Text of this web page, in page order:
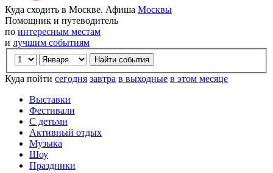
Куда сходить в Москве. Афиша Москвы
Помощник и путеводитель
по интересным местам
и лучшим событиям
Куда пойти сегодня завтра в выходные в этом месяце
Выставки
Фестивали
С детьми
Активный отдых
Музыка
Шоу
Праздники